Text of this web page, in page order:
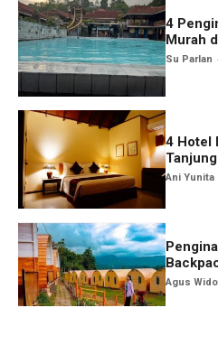
4
Murah
Su Parlan
4 Hotel
Ani Yunita
Agus